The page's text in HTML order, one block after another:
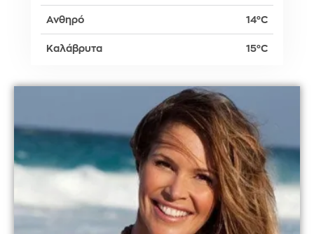
Ανθηρό 14°C
Καλάβρυτα 15°C